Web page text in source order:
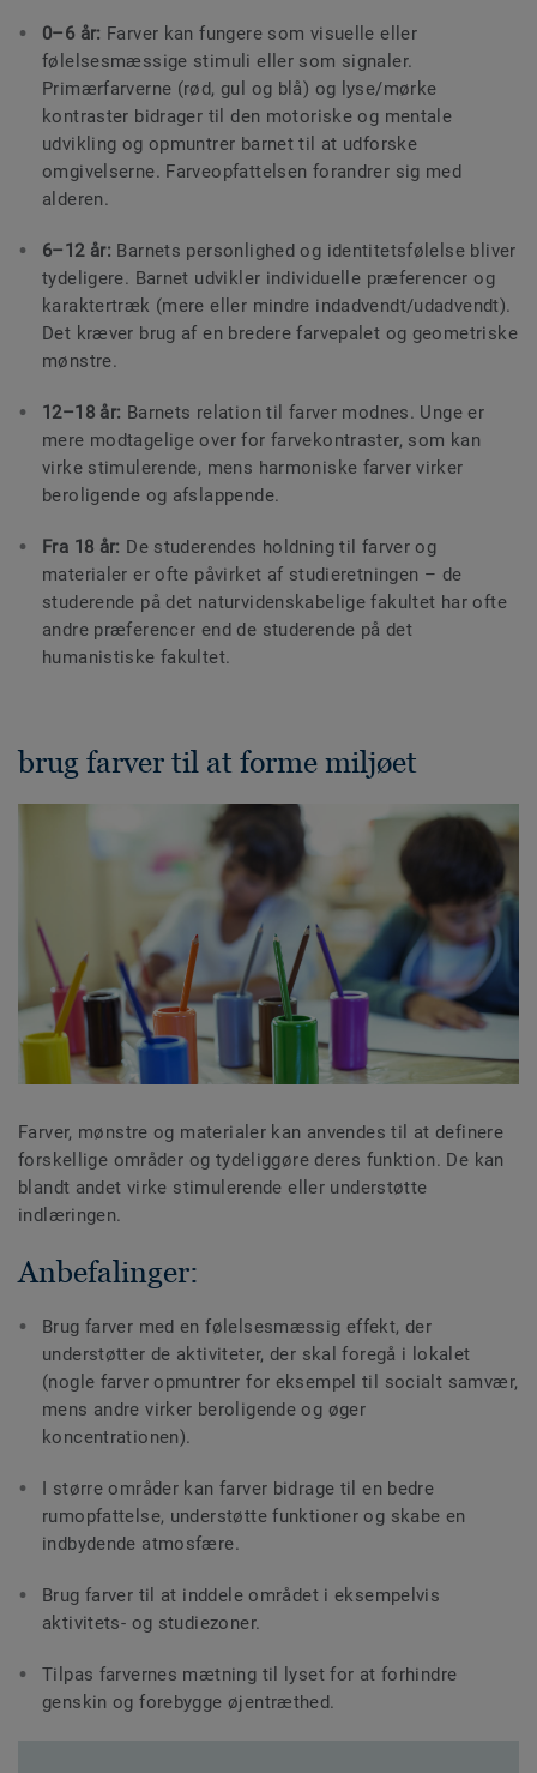
0–6 år: Farver kan fungere som visuelle eller
følelsesmæssige stimuli eller som signaler.
Primærfarverne (rød, gul og blå) og lyse/mørke
kontraster bidrager til den motoriske og mentale
udvikling og opmuntrer barnet til at udforske
omgivelserne. Farveopfattelsen forandrer sig med
alderen.
6–12 år: Barnets personlighed og identitetsfølelse bliver
tydeligere. Barnet udvikler individuelle præferencer og
karaktertræk (mere eller mindre indadvendt/udadvendt).
Det kræver brug af en bredere farvepalet og geometriske
mønstre.
12–18 år: Barnets relation til farver modnes. Unge er
mere modtagelige over for farvekontraster, som kan
virke stimulerende, mens harmoniske farver virker
beroligende og afslappende.
Fra 18 år: De studerendes holdning til farver og
materialer er ofte påvirket af studieretningen – de
studerende på det naturvidenskabelige fakultet har ofte
andre præferencer end de studerende på det
humanistiske fakultet.
brug farver til at forme miljøet
Farver, mønstre og materialer kan anvendes til at definere
forskellige områder og tydeliggøre deres funktion. De kan
blandt andet virke stimulerende eller understøtte
indlæringen.
Anbefalinger:
Brug farver med en følelsesmæssig effekt, der
understøtter de aktiviteter, der skal foregå i lokalet
(nogle farver opmuntrer for eksempel til socialt samvær,
mens andre virker beroligende og øger
koncentrationen).
I større områder kan farver bidrage til en bedre
rumopfattelse, understøtte funktioner og skabe en
indbydende atmosfære.
Brug farver til at inddele området i eksempelvis
aktivitets- og studiezoner.
Tilpas farvernes mætning til lyset for at forhindre
genskin og forebygge øjentræthed.